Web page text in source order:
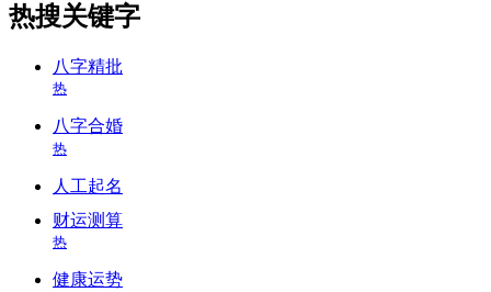
热搜关键字
八字精批
热
八字合婚
热
人工起名
财运测算
热
健康运势